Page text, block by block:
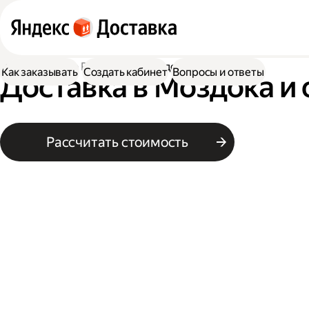
Доставка По России В Моздока
Доставка в Моздока и
Рассчитать стоимость
Как заказывать Создать кабинет Вопросы и ответы